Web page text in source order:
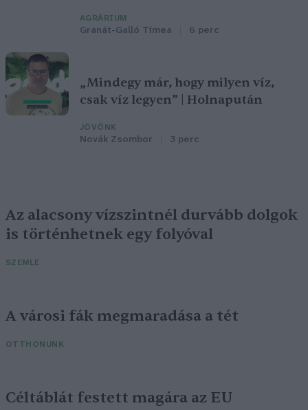
AGRÁRIUM
Granát-Galló Tímea 6 perc
„Mindegy már, hogy milyen víz,
csak víz legyen” | Holnapután
JÖVŐNK
Novák Zsombor 3 perc
Az alacsony vízszintnél durvább dolgok
is történhetnek egy folyóval
SZEMLE
A városi fák megmaradása a tét
OTTHONUNK
Céltáblát festett magára az EU